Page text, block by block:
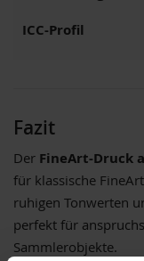
ICC-Profil
Fazit
Der FineArt-Druck
für klassische
ruhigen Tonwerten
perfekt für
Sammlerobjekte.